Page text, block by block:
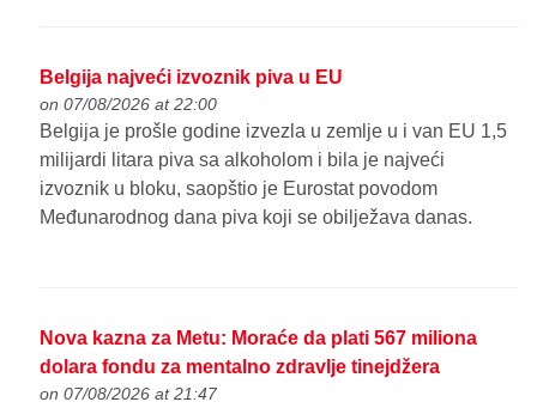
Belgija najveći izvoznik piva u EU
on 07/08/2026 at 22:00
Belgija je prošle godine izvezla u zemlje u i van EU 1,5
milijardi litara piva sa alkoholom i bila je najveći
izvoznik u bloku, saopštio je Eurostat povodom
Međunarodnog dana piva koji se obilježava danas.
Nova kazna za Metu: Moraće da plati 567 miliona
dolara fondu za mentalno zdravlje tinejdžera
on 07/08/2026 at 21:47